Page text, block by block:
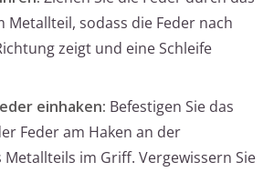
Metallteil, sodass die Feder nach
zeigt und eine Schleife
einhaken: Befestigen Sie das
Feder am Haken an der
Metallteils im Griff. Vergewissern Sie